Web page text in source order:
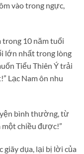
vào trong ngực,
trong 10 năm tuổi
lớn nhất trong lòng
Tiểu Thiên Ý trải
Lạc Nam ôn nhu
bình thường, từ
chiều được!”
giãy dụa, lại bị lời của